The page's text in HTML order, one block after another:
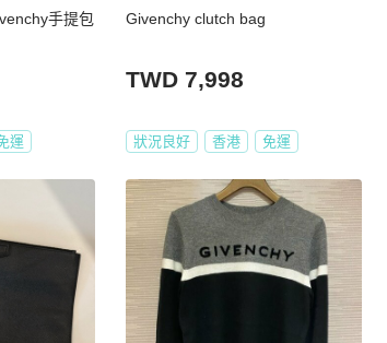
手提包
運
Givenchy clutch bag
TWD 7,998
狀況良好 香港 免運